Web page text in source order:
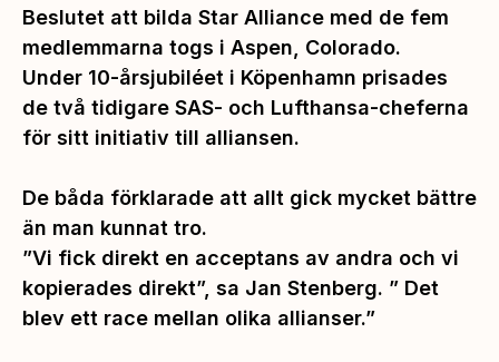
Beslutet att bilda Star Alliance med de fem
medlemmarna togs i Aspen, Colorado.
Under 10-årsjubiléet i Köpenhamn prisades
de två tidigare SAS- och Lufthansa-cheferna
för sitt initiativ till alliansen.
De båda förklarade att allt gick mycket bättre
än man kunnat tro.
”Vi fick direkt en acceptans av andra och vi
kopierades direkt”, sa Jan Stenberg. ” Det
blev ett race mellan olika allianser.”